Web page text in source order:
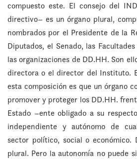
compuesto este. El consejo del
directivo– es un órgano plural,
nombrados por el Presidente de la
Diputados, el Senado, las
las organizaciones de DD.HH. Son
directora o el director del Instituto.
esta composición es que un órgano
promover y proteger los DD.HH.
Estado –ente obligado a su
independiente y autónomo de
sector político, social o económico.
plural. Pero la autonomía no puede